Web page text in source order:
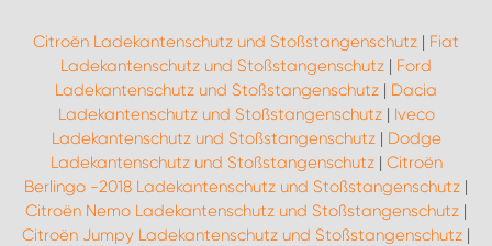
Citroën Ladekantenschutz und Stoßstangenschutz | Fiat
Ladekantenschutz und Stoßstangenschutz | Ford
Ladekantenschutz und Stoßstangenschutz | Dacia
Ladekantenschutz und Stoßstangenschutz| Iveco
Ladekantenschutz und Stoßstangenschutz| Dodge
Ladekantenschutz und Stoßstangenschutz| Citroën
Berlingo -2018 Ladekantenschutz und Stoßstangenschutz |
Citroën Nemo Ladekantenschutz und Stoßstangenschutz |
Citroën Jumpy Ladekantenschutz und Stoßstangenschutz |